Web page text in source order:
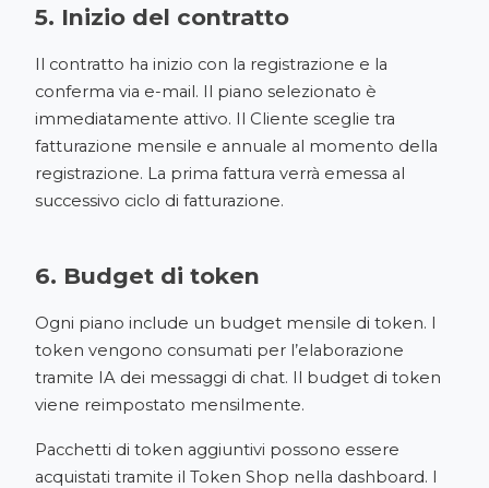
5. Inizio del contratto
Il contratto ha inizio con la registrazione e la
conferma via e-mail. Il piano selezionato è
immediatamente attivo. Il Cliente sceglie tra
fatturazione mensile e annuale al momento della
registrazione. La prima fattura verrà emessa al
successivo ciclo di fatturazione.
6. Budget di token
Ogni piano include un budget mensile di token. I
token vengono consumati per l’elaborazione
tramite IA dei messaggi di chat. Il budget di token
viene reimpostato mensilmente.
Pacchetti di token aggiuntivi possono essere
acquistati tramite il Token Shop nella dashboard. I